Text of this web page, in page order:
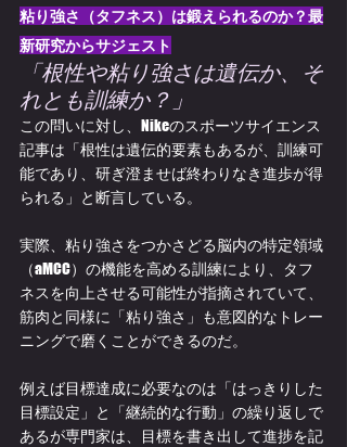
粘り強さ（タフネス）は鍛えられるのか？最
新研究からサジェスト
「根性や粘り強さは遺伝か、そ
れとも訓練か？」
この問いに対し、Nikeのスポーツサイエンス
記事は「根性は遺伝的要素もあるが、訓練可
能であり、研ぎ澄ませば終わりなき進歩が得
られる」と断言している。
実際、粘り強さをつかさどる脳内の特定領域
（aMCC）の機能を高める訓練により、タフ
ネスを向上させる可能性が指摘されていて、
筋肉と同様に「粘り強さ」も意図的なトレー
ニングで磨くことができるのだ。
例えば目標達成に必要なのは「はっきりした
目標設定」と「継続的な行動」の繰り返しで
あるが専門家は、目標を書き出して進捗を記